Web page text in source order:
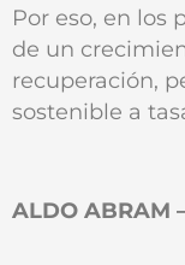
Por eso, en los
de un
recuperación,
sostenible a
ALDO ABRAM